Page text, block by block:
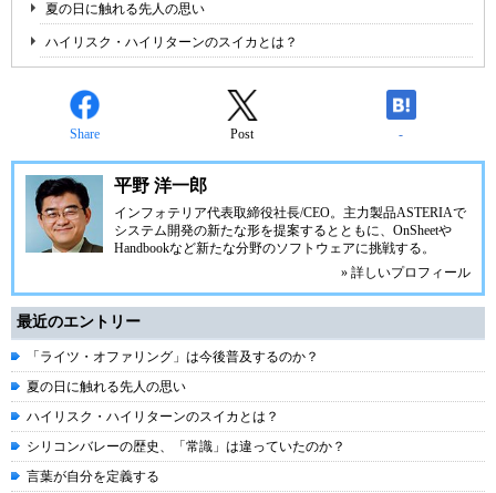
夏の日に触れる先人の思い
ハイリスク・ハイリターンのスイカとは？
Share Post -
平野 洋一郎
インフォテリア代表取締役社長/CEO。主力製品ASTERIAで
システム開発の新たな形を提案するとともに、OnSheetや
Handbookなど新たな分野のソフトウェアに挑戦する。
» 詳しいプロフィール
最近のエントリー
「ライツ・オファリング」は今後普及するのか？
夏の日に触れる先人の思い
ハイリスク・ハイリターンのスイカとは？
シリコンバレーの歴史、「常識」は違っていたのか？
言葉が自分を定義する